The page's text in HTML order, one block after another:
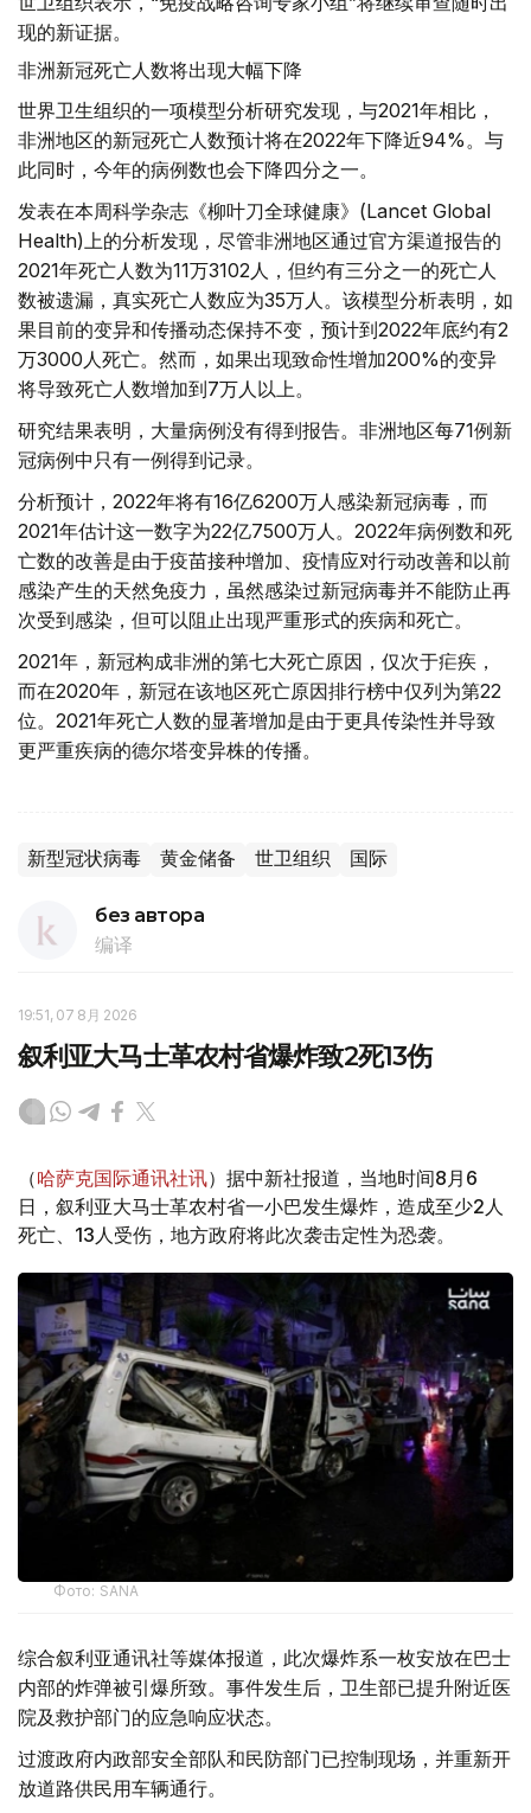
现的新证据。
非洲新冠死亡人数将出现大幅下降
世界卫生组织的一项模型分析研究发现，与2021年相比，
非洲地区的新冠死亡人数预计将在2022年下降近94%。与
此同时，今年的病例数也会下降四分之一。
发表在本周科学杂志《柳叶刀全球健康》(Lancet Global
Health)上的分析发现，尽管非洲地区通过官方渠道报告的
2021年死亡人数为11万3102人，但约有三分之一的死亡人
数被遗漏，真实死亡人数应为35万人。该模型分析表明，如
果目前的变异和传播动态保持不变，预计到2022年底约有2
万3000人死亡。然而，如果出现致命性增加200%的变异
将导致死亡人数增加到7万人以上。
研究结果表明，大量病例没有得到报告。非洲地区每71例新
冠病例中只有一例得到记录。
分析预计，2022年将有16亿6200万人感染新冠病毒，而
2021年估计这一数字为22亿7500万人。2022年病例数和死
亡数的改善是由于疫苗接种增加、疫情应对行动改善和以前
感染产生的天然免疫力，虽然感染过新冠病毒并不能防止再
次受到感染，但可以阻止出现严重形式的疾病和死亡。
2021年，新冠构成非洲的第七大死亡原因，仅次于疟疾，
而在2020年，新冠在该地区死亡原因排行榜中仅列为第22
位。2021年死亡人数的显著增加是由于更具传染性并导致
更严重疾病的德尔塔变异株的传播。
新型冠状病毒 黄金储备 世卫组织 国际
без автора
编译
19:51, 07 8月 2026
叙利亚大马士革农村省爆炸致2死13伤
（哈萨克国际通讯社讯）据中新社报道，当地时间8月6
日，叙利亚大马士革农村省一小巴发生爆炸，造成至少2人
死亡、13人受伤，地方政府将此次袭击定性为恐袭。
Фото: SANA
综合叙利亚通讯社等媒体报道，此次爆炸系一枚安放在巴士
内部的炸弹被引爆所致。事件发生后，卫生部已提升附近医
院及救护部门的应急响应状态。
过渡政府内政部安全部队和民防部门已控制现场，并重新开
放道路供民用车辆通行。